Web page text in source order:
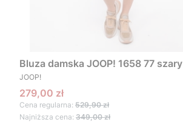
Bluza damska JOOP! 1658 77 szary
PRODUCENT
JOOP!
Cena promocyjna
279,00 zł
Cena regularna: 529,90 zł
Najniższa cena: 349,00 zł